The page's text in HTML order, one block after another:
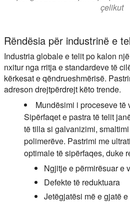
çelikut
Rëndësia për industrinë e
Industria globale e telit po kalon
nxitur nga rritja e standardeve të
kërkesat e qëndrueshmërisë.
adreson drejtpërdrejt këto trende.
Mundësimi i proceseve
Sipërfaqet e pastra të telit
të tilla si galvanizimi,
polimerëve. Pastrimi me
optimale të sipërfaqes, duke
Ngjitje e përmirësuar e
Defekte të reduktuara
Jetëgjatësi më e gjatë